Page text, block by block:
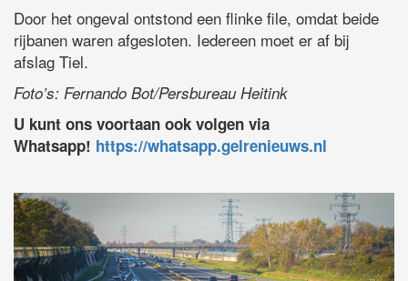
Door het ongeval ontstond een flinke file, omdat beide
rijbanen waren afgesloten. Iedereen moet er af bij
afslag Tiel.
Foto’s: Fernando Bot/Persbureau Heitink
U kunt ons voortaan ook volgen via
Whatsapp! https://whatsapp.gelrenieuws.nl